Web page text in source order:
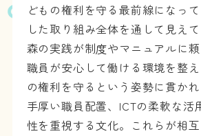
どもの権利を守る最前線になっ
した取り組み全体を通して見え
森の実践が制度やマニュアルに頼
職員が安心して働ける環境を整
の権利を守るという姿勢に貫かれ
手厚い職員配置、ICTの柔軟な活
性を重視する文化。これらが相互